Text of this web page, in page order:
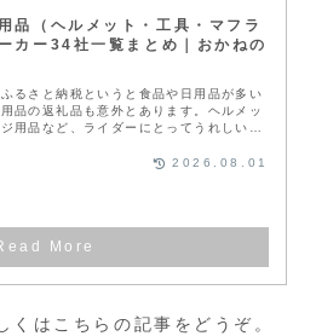
品（ヘルメット・工具・マフラ
カー34社一覧まとめ｜おかねの
るさと納税というと食品や日用品が多い
品の返礼品も意外とあります。ヘルメッ
用品など、ライダーにとってうれしいア
2026.08.01
くはこちらの記事をどうぞ。